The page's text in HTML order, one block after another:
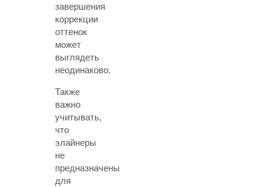
завершения
коррекции
оттенок
может
выглядеть
неодинаково.
Также
важно
учитывать,
что
элайнеры
не
предназначены
для